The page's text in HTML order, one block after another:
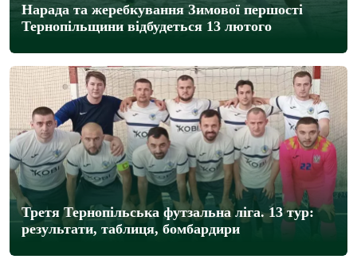
Нарада та жеребкування Зимової першості
Тернопільщини відбудеться 13 лютого
Третя Тернопільська футзальна ліга. 13 тур:
результати, таблиця, бомбардири